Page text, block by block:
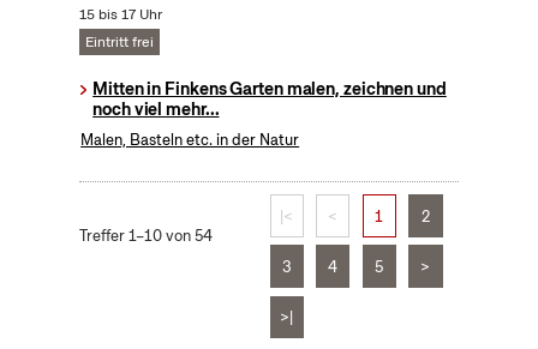
15 bis 17 Uhr
Eintritt frei
Mitten in Finkens Garten malen, zeichnen und
noch viel mehr...
Malen, Basteln etc. in der Natur
Treffer 1–10 von 54
|< < 1 2
3 4 5 >
>|